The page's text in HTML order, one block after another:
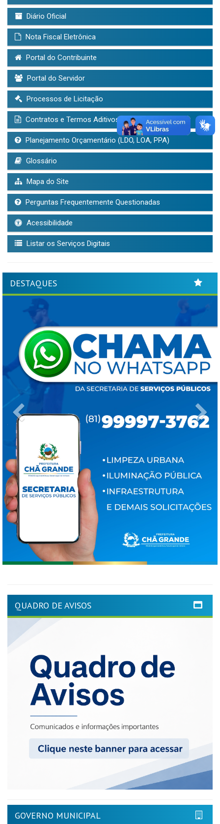
Diário Oficial
Nota Fiscal Eletrônica
Portal do Contribuinte
Portal do Servidor
Processos de Licitação
Contratos e Termos Aditivos
Planejamento Orçamentário (LDO, LOA, PPA)
Glossário
Mapa do Site
Perguntas Frequentemente Questionadas
Acessibilidade
Listar os Serviços Digitais
DESTAQUES
QUADRO DE AVISOS
GOVERNO MUNICIPAL